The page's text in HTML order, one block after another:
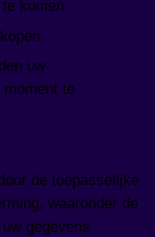
komen
uw
te
de toepasselijke
waaronder de
gegevens